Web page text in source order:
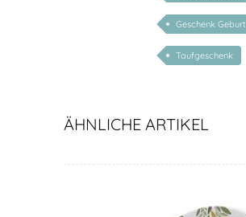
Geschenk Geburt
Taufgeschenk
ÄHNLICHE ARTIKEL